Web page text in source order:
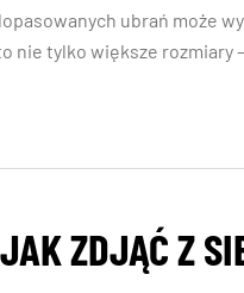
ubrań może
nie tylko większe rozmiary
JAK ZDJĄĆ Z